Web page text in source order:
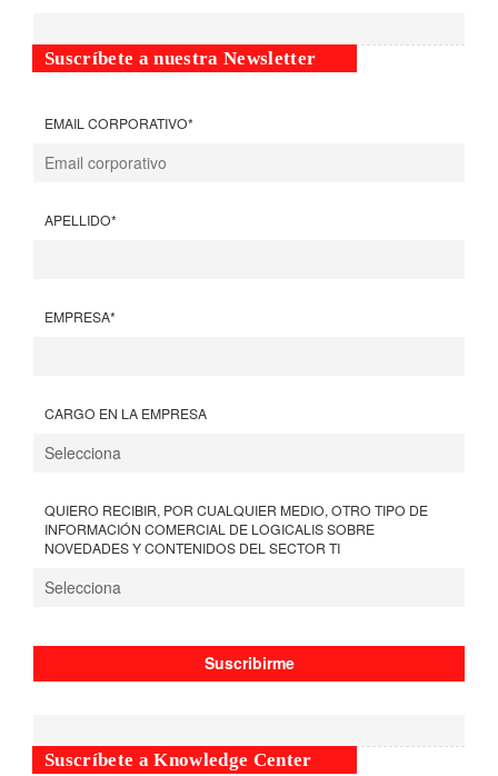
Suscríbete a nuestra Newsletter
EMAIL CORPORATIVO*
APELLIDO*
EMPRESA*
CARGO EN LA EMPRESA
QUIERO RECIBIR, POR CUALQUIER MEDIO, OTRO TIPO DE
INFORMACIÓN COMERCIAL DE LOGICALIS SOBRE
NOVEDADES Y CONTENIDOS DEL SECTOR TI
Suscríbete a Knowledge Center